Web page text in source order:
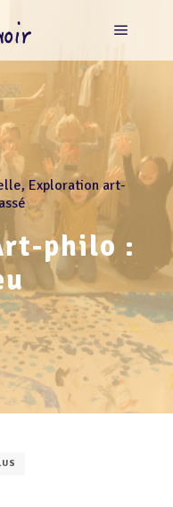
, Exploration art-
philo :